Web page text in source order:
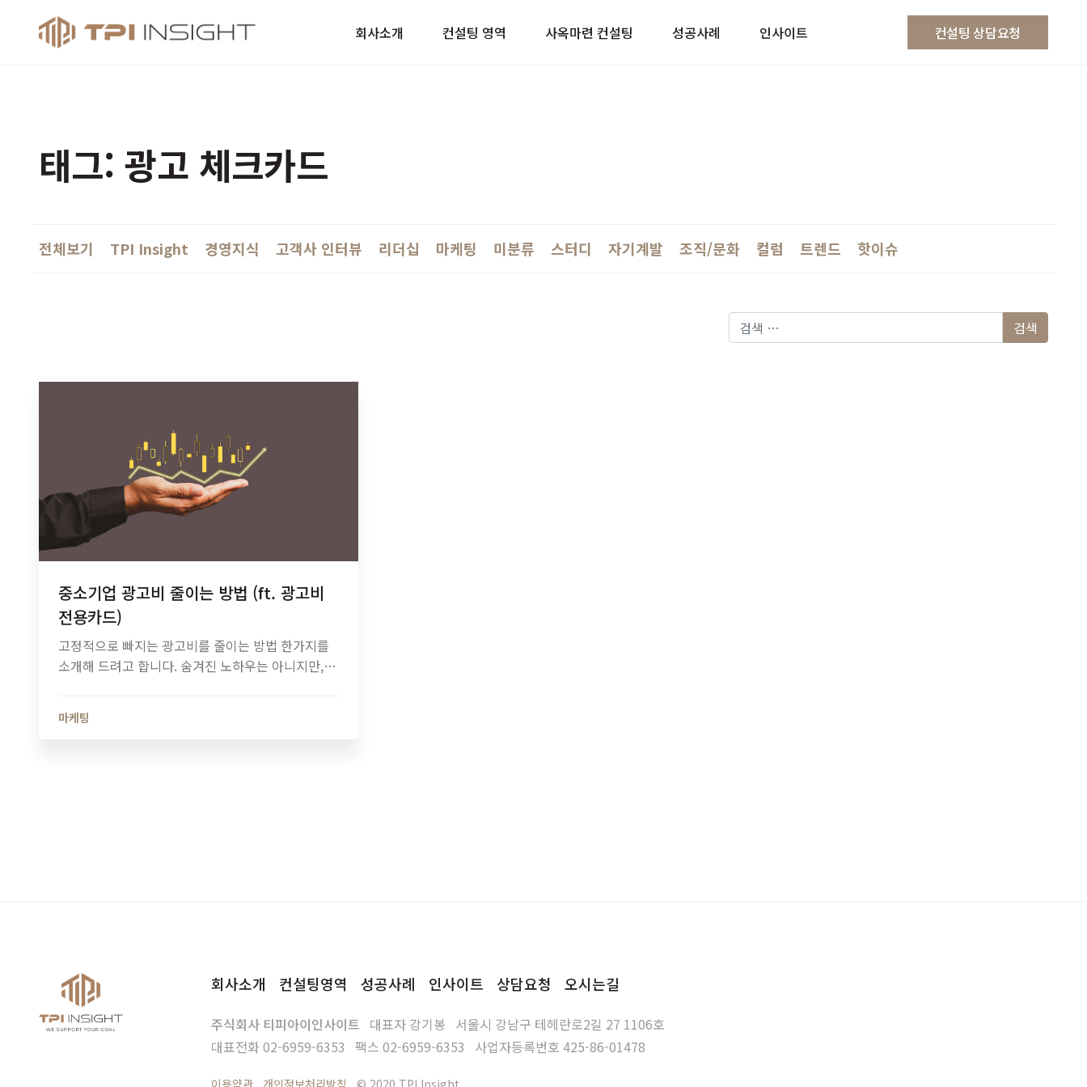
티피아이 인사이트회사소개 컨설팅 영역 사옥마련 컨설팅 성공사례 인사이트 컨설팅 상담요청
태그: 광고 체크카드
전체보기 TPI Insight 경영지식 고객사 인터뷰 리더십 마케팅 미분류 스터디 자기계발 조직/문화 컬럼 트렌드 핫이슈
중소기업 광고비 줄이는 방법 (ft. 광고비
전용카드)
고정적으로 빠지는 광고비를 줄이는 방법 한가지를
소개해 드려고 합니다. 숨겨진 노하우는 아니지만,
르는 담당자들이 의외로 많더라고요.
마케팅
회사소개 컨설팅영역 성공사례 인사이트 상담요청 오시는길
주식회사 티피아이인사이트 대표자 강기봉 서울시 강남구 테헤란로2길 27 1106호
대표전화02-6959-6353 팩스 02-6959-6353 사업자등록번호 425-86-01478
이용약관 개인정보처리방침 © 2020 TPI Insight